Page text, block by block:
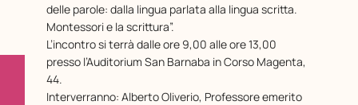
delle parole: dalla lingua parlata alla lingua scritta.
Montessori e la scrittura”.
L’incontro si terrà dalle ore 9,00 alle ore 13,00
presso l’Auditorium San Barnaba in Corso Magenta,
44.
Interverranno: Alberto Oliverio, Professore emerito